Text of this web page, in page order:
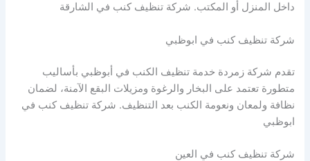
داخل المنزل أو المكتب. شركة تنظيف كنب في الشارقة
شركة تنظيف كنب في ابوظبي
تقدم شركة زمردة خدمة تنظيف الكنب في أبوظبي بأساليب
متطورة تعتمد على البخار والرغوة ومزيلات البقع الآمنة، لضمان
نظافة ولمعان ونعومة الكنب بعد التنظيف. شركة تنظيف كنب في
ابوظبي
شركة تنظيف كنب في العين